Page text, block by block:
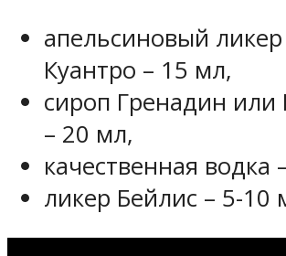
апельсиновый
Куантро – 15 мл,
сироп Гренадин или
– 20 мл,
качественная водка
ликер Бейлис – 5-10